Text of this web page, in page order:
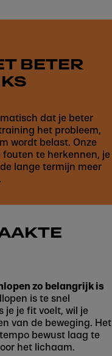
BETER
dat je beter
het probleem,
wordt belast. Onze
te herkennen, je
lange termijn meer
zo belangrijk is
is te snel
je je fit voelt, wil je
van de beweging. Het
bewust laag te
het lichaam.